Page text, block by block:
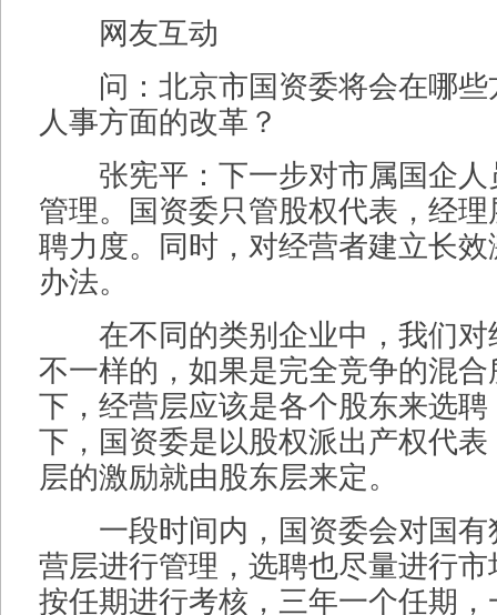
网友互动
问：北京市国资委将会在哪些
人事方面的改革？
张宪平：下一步对市属国企人
管理。国资委只管股权代表，经
聘力度。同时，对经营者建立长
办法。
在不同的类别企业中，我们对
不一样的，如果是完全竞争的混
下，经营层应该是各个股东来选
下，国资委是以股权派出产权代
层的激励就由股东层来定。
一段时间内，国资委会对国有
营层进行管理，选聘也尽量进行
按任期进行考核，三年一个任期